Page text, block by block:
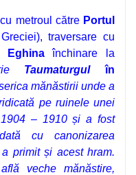
metroul către Portul
traversare cu
Eghinaînchinare la
Taumaturgulîn
mănăstirii unde a
pe ruinele unei
– 1910 și a fost
cu canonizarea
primit și acest hram.
veche mănăstire,